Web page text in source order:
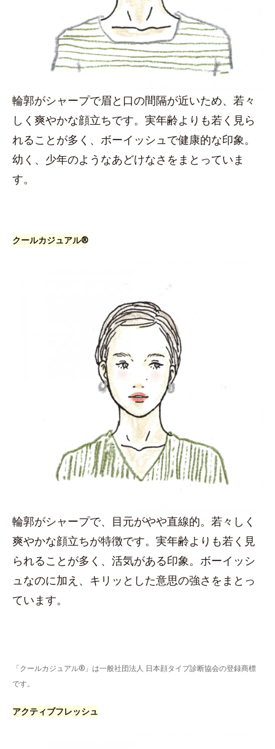
輪郭がシャープで眉と口の間隔が近いため、若々
しく爽やかな顔立ちです。実年齢よりも若く見ら
れることが多く、ボーイッシュで健康的な印象。
幼く、少年のようなあどけなさをまとっていま
す。
クールカジュアル®
輪郭がシャープで、目元がやや直線的。若々しく
爽やかな顔立ちが特徴です。実年齢よりも若く見
られることが多く、活気がある印象。ボーイッシ
ュなのに加え、キリッとした意思の強さをまとっ
ています。
「クールカジュアル®」は一般社団法人 日本顔タイプ診断協会の登録商標
です。
アクティブフレッシュ